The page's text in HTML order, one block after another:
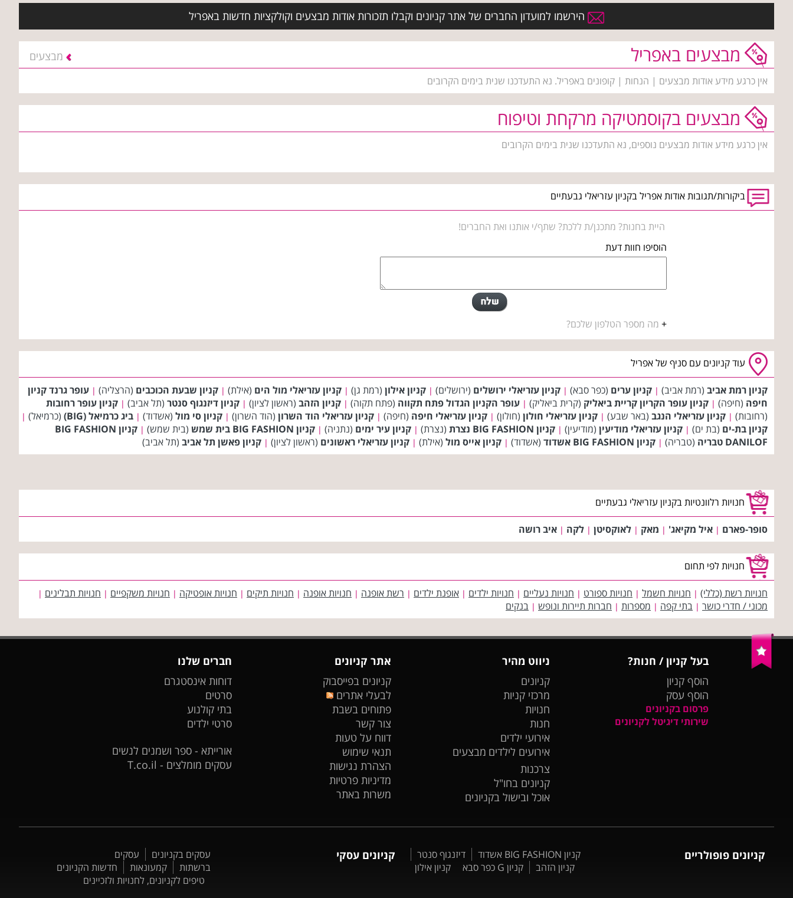
הירשמו למועדון החברים של אתר קניונים וקבלו תזכורות אודות מבצעים וקולקציות חדשות באפריל
מבצעים באפריל מבצעים
אין כרגע מידע אודות מבצעים | הנחות | קופונים באפריל. נא התעדכנו שנית בימים הקרובים
מבצעים בקוסמטיקה מרקחת וטיפוח
אין כרגע מידע אודות מבצעים נוספים, נא התעדכנו שנית בימים הקרובים
ביקורות/תגובות אודות אפריל בקניון עזריאלי גבעתיים
היית בחנות? מתכנן/ת ללכת? שתף/י אותנו ואת החברים!
הוסיפו חוות דעת
+ מה מספר הטלפון שלכם?
עוד קניונים עם סניף של אפריל
קניון רמת אביב (רמת אביב) | קניון ערים (כפר סבא) | קניון עזריאלי ירושלים (ירושלים) | קניון אילון (רמת גן) | קניון עזריאלי מול הים (אילת) | קניון שבעת הכוכבים (הרצליה) | עופר גרנד קניון
חיפה (חיפה) | קניון עופר הקריון קריית ביאליק (קרית ביאליק) | עופר הקניון הגדול פתח תקווה (פתח תקוה) | קניון הזהב (ראשון לציון) | קניון דיזנגוף סנטר (תל אביב) | קניון עופר רחובות
(רחובות) | קניון עזריאלי הנגב (באר שבע) | קניון עזריאלי חולון (חולון) | קניון עזריאלי חיפה (חיפה) | קניון עזריאלי הוד השרון (הוד השרון) | קניון סי מול (אשדוד) | ביג כרמיאל (BIG) (כרמיאל) |
קניון בת-ים (בת ים) | קניון עזריאלי מודיעין (מודיעין) | קניון BIG FASHION נצרת (נצרת) | קניון עיר ימים (נתניה) | קניון BIG FASHION בית שמש (בית שמש) |
קניון BIG FASHION
DANILOF טבריה
(טבריה) | קניון BIG FASHION אשדוד (אשדוד) | קניון אייס מול (אילת) | קניון עזריאלי ראשונים (ראשון לציון) | קניון פאשן תל אביב (תל אביב)
חנויות רלוונטיות בקניון עזריאלי גבעתיים
סופר-פארם | איל מקיאג' | מאק | לאוקסיטן | לקה | איב רושה
חנויות לפי תחום
חנויות רשת (כללי) | חנויות חשמל | חנויות ספורט | חנויות נעליים | חנויות ילדים | אופנת ילדים | רשת אופנה | חנויות אופנה | חנויות תיקים | חנויות אופטיקה | חנויות משקפיים | חנויות תבלינים |
מכוני / חדרי כושר | בתי קפה | מספרות | חברות תיירות ונופש | בנקים
בעל קניון / חנות?
הוסף קניון
הוסף עסק
פרסום בקניונים
שירותי דיגיטל לקניונים
ניווט מהיר
קניונים
מרכזי קניות
חנויות
חנות
אירועי ילדים
אירועים לילדים מבצעים
צרכנות
קניונים בחו"ל
אוכל ובישול בקניונים
אתר קניונים
קניונים בפייסבוק
לבעלי אתרים
פתוחים בשבת
צור קשר
דווח על טעות
תנאי שימוש
הצהרת נגישות
מדיניות פרטיות
משרות באתר
חברים שלנו
דוחות אינסטגרם
סרטים
בתי קולנוע
סרטי ילדים
אורייתא - ספר ושמנים לנשים
עסקים מומלצים - T.co.il
קניונים פופולריים קניון BIG FASHION אשדוד
דיזנגוף סנטר
קניון הזהב
קניון G כפר סבא קניון אילון
קניונים עסקי עסקים בקניונים
עסקים
ברשתות
קמעונאות
חדשות הקניונים
טיפים לקניונים, לחנויות ולזכיינים